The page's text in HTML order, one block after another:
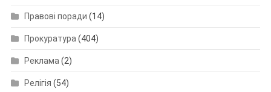
Правові поради (14)
Прокуратура (404)
Реклама (2)
Релігія (54)